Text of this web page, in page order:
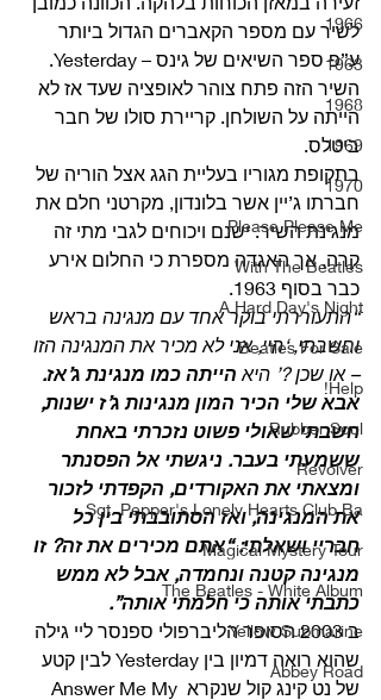
1966
1963
1968
1969
1970
Please Please Me
With The Beatles
A Hard Day's Night
Beatles For Sale
Help!
Rubber Soul
Revolver
Sgt. Pepper's Lonely Hearts Club Ba
Magical Mystery Tour
The Beatles - White Album
Yellow Submarine
Abbey Road
לשיר עם מספר הקאברים הגדול ביותר
ע”פ ספר השיאים של גינס – Yesterday.
השיר הזה פתח צוהר לאופציה שעד אז לא
הייתה על השולחן. קריירת סולו של חבר
ביטלס.
בתקופת מגוריו בעליית הגג אצל הוריה של
חברתו ג’יין אשר בלונדון, מקרטני חלם את
מנגינת השיר. ישנם ויכוחים לגבי מתי זה
קרה, אך האגדה מספרת כי החלום אירע
כבר בסוף 1963.
“התעוררתי בוקר אחד עם מנגינה בראש
וחשבתי, ‘היי, אני לא מכיר את המנגינה הזו
– או שכן ?’ היא הייתה כמו מנגינת ג’אז.
אבא שלי הכיר המון מנגינות ג’ז ישנות,
חשבתי שאולי פשוט נזכרתי באחת
ששמעתי בעבר. ניגשתי אל הפסנתר
ומצאתי את האקורדים, הקפדתי לזכור
את המנגינה, ואז הסתובבתי בין כל
חבריי ושאלתי: “אתם מכירים את זה? זו
מנגינה קטנה ונחמדה, אבל לא ממש
כתבתי אותה כי חלמתי אותה”.
ב 2003 הסופר הליברפולי ספנסר ליי גילה
שהוא רואה דמיון בין Yesterday לבין קטע
של נט קינג קול שנקרא Answer Me My